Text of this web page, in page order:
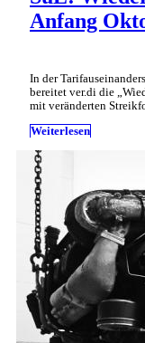
Anfang
In der
bereitet ver.di die
mit veränderten
Weiterlesen